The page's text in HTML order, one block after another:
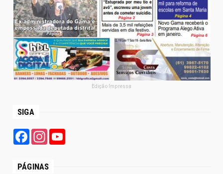
Edição Impressa
SIGA
FacebookInstagram
PÁGINAS